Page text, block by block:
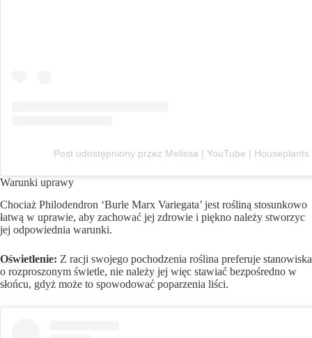
Post udostępniony przez Melissa | YouTube |
Warunki uprawy
Chociaż Philodendron ‘Burle Marx Variegata’ jest rośliną stosunkowo
łatwą w uprawie, aby zachować jej zdrowie i piękno należy stworzyc
jej odpowiednia warunki.
Oświetlenie: Z racji swojego pochodzenia roślina preferuje stanowiska
o rozproszonym świetle, nie należy jej więc stawiać bezpośredno w
słońcu, gdyż może to spowodować poparzenia liści.